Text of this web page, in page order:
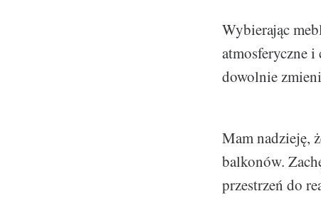
Wybierając
atmosferyczne i
dowolnie
Mam nadzieję,
balkonów.
przestrzeń do